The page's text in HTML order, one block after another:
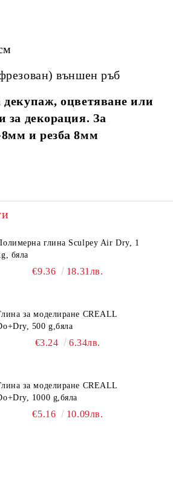
външен ръб
оцветяване или
за декорация. За
и резба 8мм
глина Sculpey Air Dry, 1
бяла
€9.36 18.31лв.
за моделиране CREALL
500 g,бяла
€3.24 6.34лв.
за моделиране CREALL
1000 g,бяла
€5.16 10.09лв.